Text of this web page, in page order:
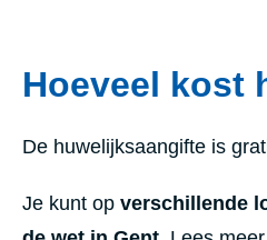
Hoeveel kost
De huwelijksaangifte is
Je kunt op verschillende